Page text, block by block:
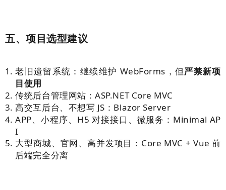
五、项目选型建议
老旧遗留系统：继续维护 WebForms，但严禁新项
目使用
传统后台管理网站：ASP.NET Core MVC
高交互后台、不想写 JS：Blazor Server
APP、小程序、H5 对接接口、微服务：Minimal AP
I
大型商城、官网、高并发项目：Core MVC + Vue 前
后端完全分离